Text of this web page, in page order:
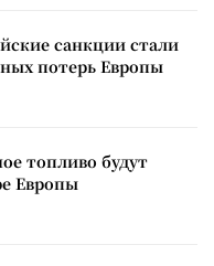
санкции стали
потерь Европы
топливо будут
Европы